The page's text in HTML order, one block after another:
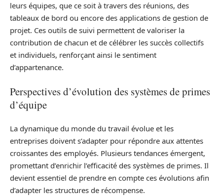
leurs équipes, que ce soit à travers des réunions, des
tableaux de bord ou encore des applications de gestion de
projet. Ces outils de suivi permettent de valoriser la
contribution de chacun et de célébrer les succès collectifs
et individuels, renforçant ainsi le sentiment
d’appartenance.
Perspectives d’évolution des systèmes de primes
d’équipe
La dynamique du monde du travail évolue et les
entreprises doivent s’adapter pour répondre aux attentes
croissantes des employés. Plusieurs tendances émergent,
promettant d’enrichir l’efficacité des systèmes de primes. Il
devient essentiel de prendre en compte ces évolutions afin
d’adapter les structures de récompense.